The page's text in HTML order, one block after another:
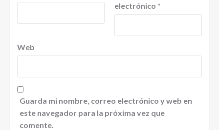
electrónico *
Web
Guarda mi nombre, correo electrónico y web en
este navegador para la próxima vez que
comente.